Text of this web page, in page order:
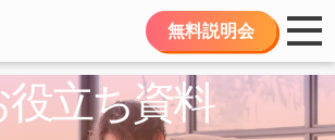
無料説明会
役立ち資料